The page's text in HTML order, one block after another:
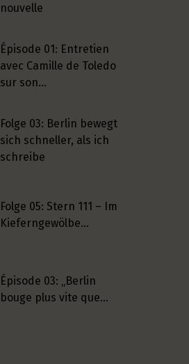
nouvelle
Épisode 01: Entretien
avec Camille de Toledo
sur son…
Folge 03: Berlin bewegt
sich schneller, als ich
schreibe
Folge 05: Stern 111 – Im
Kieferngewölbe…
Épisode 03: „Berlin
bouge plus vite que…